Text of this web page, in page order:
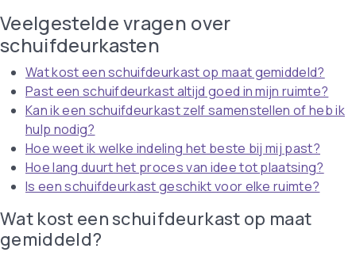
Veelgestelde vragen over
schuifdeurkasten
Wat kost een schuifdeurkast op maat gemiddeld?
Past een schuifdeurkast altijd goed in mijn ruimte?
Kan ik een schuifdeurkast zelf samenstellen of heb ik
hulp nodig?
Hoe weet ik welke indeling het beste bij mij past?
Hoe lang duurt het proces van idee tot plaatsing?
Is een schuifdeurkast geschikt voor elke ruimte?
Wat kost een schuifdeurkast op maat
gemiddeld?